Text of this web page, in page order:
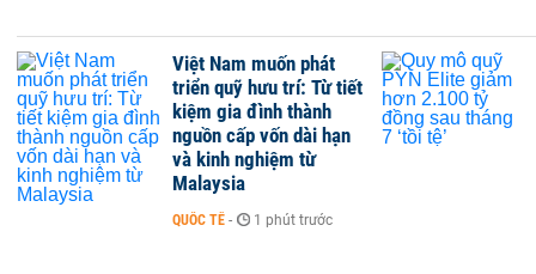
Việt Nam muốn phát
triển quỹ hưu trí: Từ tiết
kiệm gia đình thành
nguồn cấp vốn dài hạn
và kinh nghiệm từ
Malaysia
QUỐC TẾ - 1 phút trước